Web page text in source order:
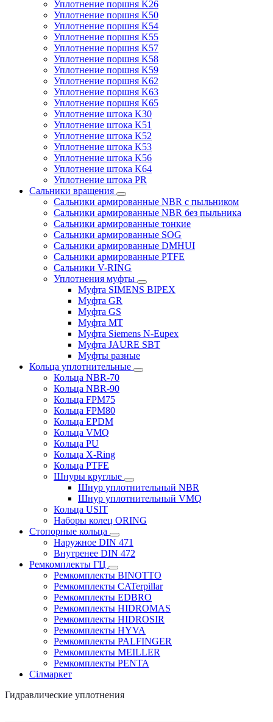
Уплотнение поршня K26
Уплотнение поршня K50
Уплотнение поршня K54
Уплотнение поршня K55
Уплотнение поршня K57
Уплотнение поршня K58
Уплотнение поршня K59
Уплотнение поршня K62
Уплотнение поршня K63
Уплотнение поршня K65
Уплотнение штока K30
Уплотнение штока K51
Уплотнение штока K52
Уплотнение штока K53
Уплотнение штока K56
Уплотнение штока K64
Уплотнение штока PR
Сальники вращения
Сальники армированные NBR с пыльником
Сальники армированные NBR без пыльника
Сальники армированные тонкие
Сальники армированные SOG
Сальники армированные DMHUI
Сальники армированные PTFE
Сальники V-RING
Уплотнения муфты
Муфта SIMENS BIPEX
Муфта GR
Муфта GS
Муфта MT
Муфта Siemens N-Eupex
Муфта JAURE SBT
Муфты разные
Кольца уплотнительные
Кольца NBR-70
Кольца NBR-90
Кольца FPM75
Кольца FPM80
Кольца EPDM
Кольца VMQ
Кольца PU
Кольца X-Ring
Кольца PTFE
Шнуры круглые
Шнур уплотнительный NBR
Шнур уплотнительный VMQ
Кольца USIT
Наборы колец ORING
Стопорные кольца
Наружное DIN 471
Внутренее DIN 472
Ремкомплекты ГЦ
Ремкомплекты BINOTTO
Ремкомплекты CATerpillar
Ремкомплекты EDBRO
Ремкомплекты HIDROMAS
Ремкомплекты HIDROSIR
Ремкомплекты HYVA
Ремкомплекты PALFINGER
Ремкомплекты MEILLER
Ремкомплекты PENTA
Сілмаркет
Гидравлические уплотнения